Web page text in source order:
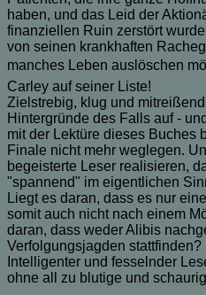
haben, und das Leid der
finanziellen Ruin zerstört
von seinen krankhaften
manches Leben auslöschen
Carley auf seiner Liste!
Zielstrebig, klug und
Hintergründe des Falls auf -
mit der Lektüre dieses Buches
Finale nicht mehr weglegen.
begeisterte Leser realisieren,
"spannend" im eigentlichen
Liegt es daran, dass es nur
somit auch nicht nach einem
daran, dass weder Alibis
Verfolgungsjagden stattfinden?
Intelligenter und fesselnder
ohne all zu blutige und